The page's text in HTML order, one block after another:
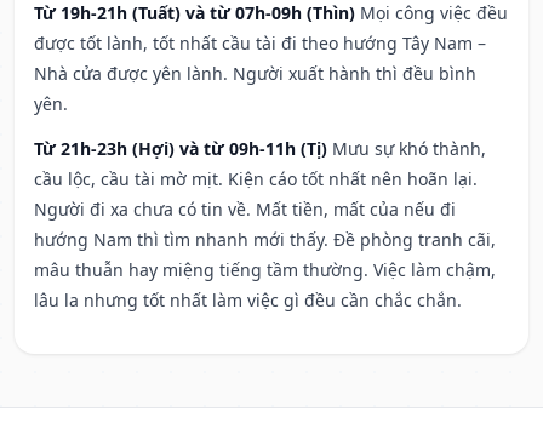
Từ 19h-21h (Tuất) và từ 07h-09h (Thìn) Mọi công việc đều
được tốt lành, tốt nhất cầu tài đi theo hướng Tây Nam –
Nhà cửa được yên lành. Người xuất hành thì đều bình
yên.
Từ 21h-23h (Hợi) và từ 09h-11h (Tị) Mưu sự khó thành,
cầu lộc, cầu tài mờ mịt. Kiện cáo tốt nhất nên hoãn lại.
Người đi xa chưa có tin về. Mất tiền, mất của nếu đi
hướng Nam thì tìm nhanh mới thấy. Đề phòng tranh cãi,
mâu thuẫn hay miệng tiếng tầm thường. Việc làm chậm,
lâu la nhưng tốt nhất làm việc gì đều cần chắc chắn.